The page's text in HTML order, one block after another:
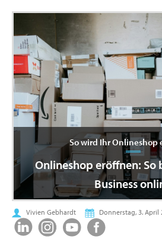
So wird Ihr Onlineshop
Onlineshop eröffnen: So
Business
Vivien Gebhardt Donnerstag, 3. April